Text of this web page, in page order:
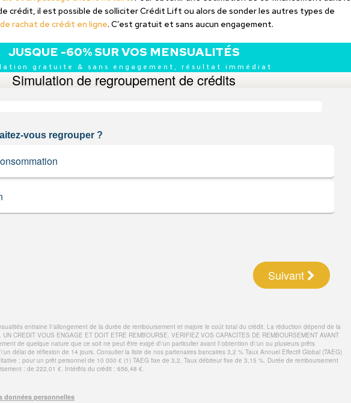
crédit, il est possible de solliciter Crédit Lift ou alors de sonder les autres types de
rachat de crédit en ligne. C’est gratuit et sans aucun engagement.
JUSQUE -60% SUR VOS MENSUALITÉS
gratuite & sans engagement, résultat immédiat